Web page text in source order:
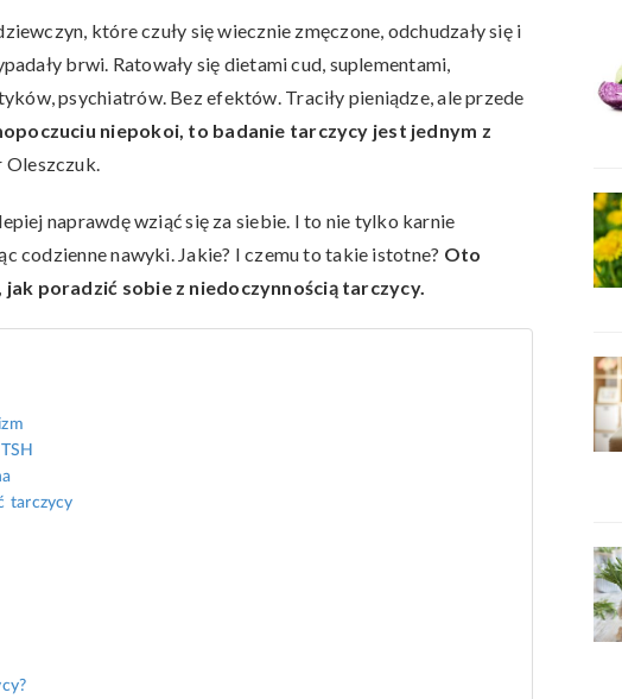
które czuły się wiecznie zmęczone, odchudzały się i
brwi. Ratowały się dietami cud, suplementami,
psychiatrów. Bez efektów. Traciły pieniądze, ale przede
niepokoi, to badanie tarczycy jest jednym z
Oleszczuk.
naprawdę wziąć się za siebie. I to nie tylko karnie
codzienne nawyki. Jakie? I czemu to takie istotne? Oto
poradzić sobie z niedoczynnością tarczycy.
tarczycy